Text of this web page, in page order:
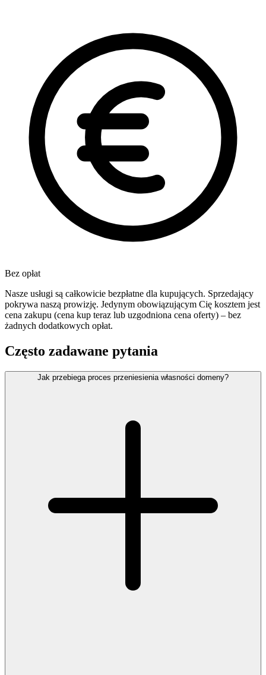
Bez opłat
Nasze usługi są całkowicie bezpłatne dla kupujących. Sprzedający
pokrywa naszą prowizję. Jedynym obowiązującym Cię kosztem jest
cena zakupu (cena kup teraz lub uzgodniona cena oferty) – bez
żadnych dodatkowych opłat.
Często zadawane pytania
Jak przebiega proces przeniesienia własności domeny?